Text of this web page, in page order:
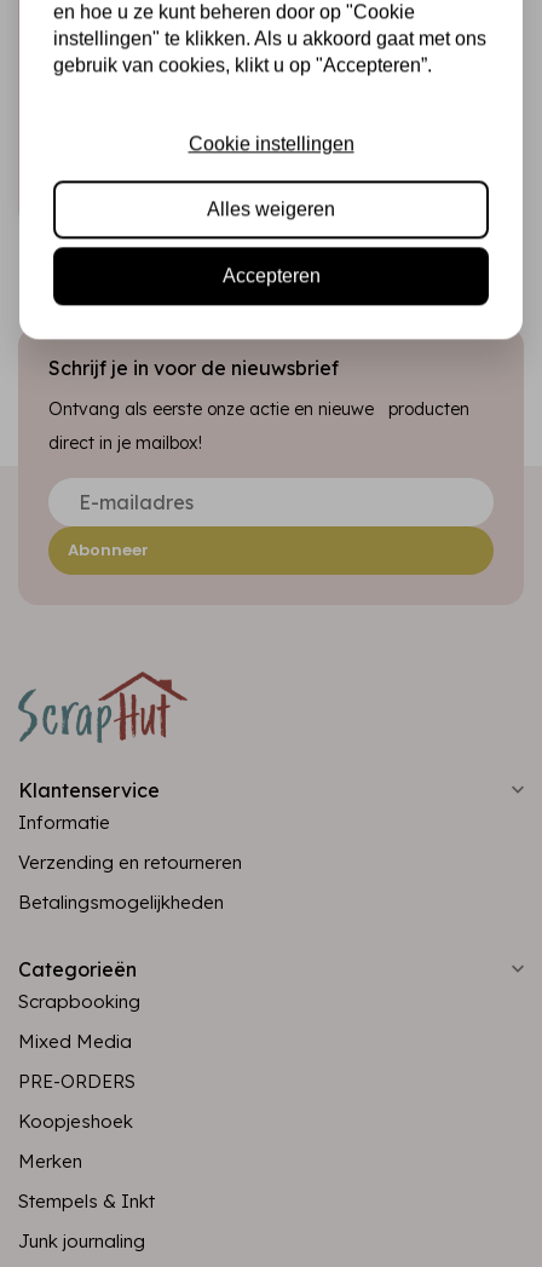
HARDICRAFT
Breipakket Stella
Konijn - DIY
Op voorraad
Snel toevoegen
Schrijf je in voor de nieuwsbrief
Ontvang als eerste onze actie en nieuwe producten
direct in je mailbox!
Abonneer
Klantenservice
Informatie
Verzending en retourneren
Betalingsmogelijkheden
Categorieën
Scrapbooking
Mixed Media
PRE-ORDERS
Koopjeshoek
Merken
Stempels & Inkt
Junk journaling
en hoe u ze kunt beheren door op "Cookie
instellingen" te klikken. Als u akkoord gaat met ons
gebruik van cookies, klikt u op "Accepteren”.
Cookie instellingen
Alles weigeren
Accepteren